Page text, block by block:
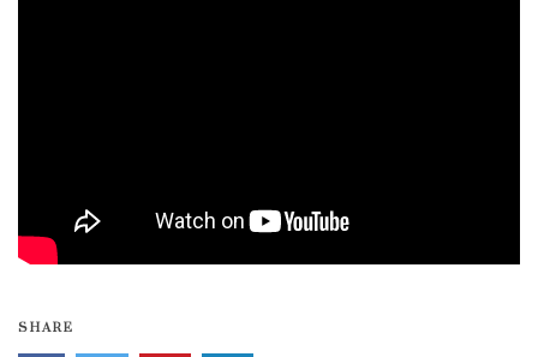
SHARE